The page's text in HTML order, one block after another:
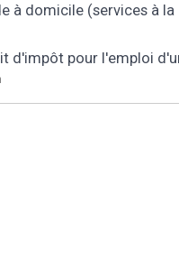
à domicile (services à la
d'impôt pour l'emploi